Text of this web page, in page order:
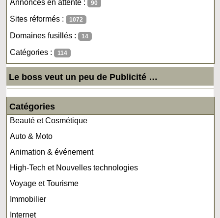
Annonces en attente : 90
Sites réformés : 1072
Domaines fusillés : 14
Catégories : 114
Le boss veut un peu de Publicité …
Catégories
Beauté et Cosmétique
Auto & Moto
Animation & événement
High-Tech et Nouvelles technologies
Voyage et Tourisme
Immobilier
Internet